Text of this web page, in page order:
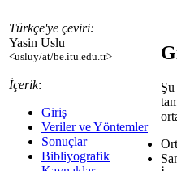
Türkçe'ye çeviri:
Yasin Uslu
<usluy/at/be.itu.edu.tr>
İçerik:
Giriş
Veriler ve Yöntemler
Sonuçlar
Bibliyografik